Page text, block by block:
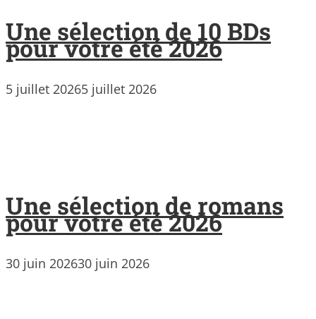
Une sélection de 10 BDs
pour votre été 2026
5 juillet 20265 juillet 2026
Une sélection de romans
pour votre été 2026
30 juin 202630 juin 2026